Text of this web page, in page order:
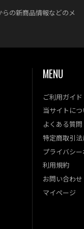
の新商品情報などのメ
MENU
ご利用ガイド
当サイトにつ
よくある質問
特定商取引
プライバシ
利用規約
お問い合わせ
マイページ